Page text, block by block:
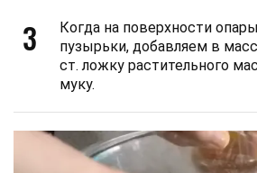
3
Когда на поверхности
пузырьки, добавляем в
ст. ложку растительного
муку.